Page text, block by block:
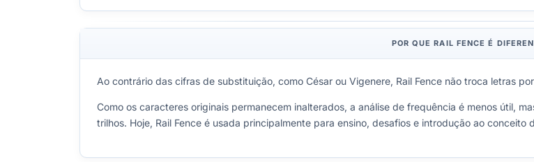
POR QUE RAIL FENCE É
Ao contrário das cifras de substituição, como César ou Vigenere, Rail Fence não troca letras
Como os caracteres originais permanecem inalterados, a análise de frequência é menos útil,
trilhos. Hoje, Rail Fence é usada principalmente para ensino, desafios e introdução ao conceito